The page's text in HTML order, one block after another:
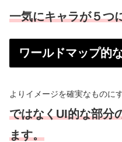
一気にキャラが５つ
ワールドマップ的
よりイメージを確実なものに
ではなくUI的な部分
ます。